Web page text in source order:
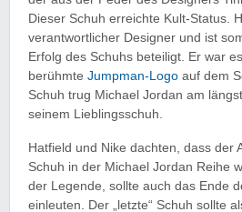
Dieser Schuh erreichte Kult-Status.
verantwortlicher Designer und ist
Erfolg des Schuhs beteiligt. Er war
berühmte Jumpman-Logo auf dem
Schuh trug Michael Jordan am
seinem Lieblingsschuh.
Hatfield und Nike dachten, dass der
Schuh in der Michael Jordan Reihe
der Legende, sollte auch das Ende
einleuten. Der „letzte“ Schuh sollte